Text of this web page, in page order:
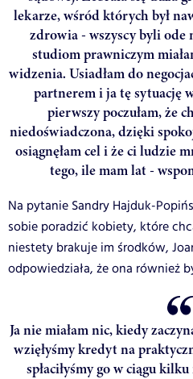
lekarze, wśród których był
zdrowia - wszyscy byli ode
studiom prawniczym
widzenia. Usiadłam do
partnerem i ja tę sytuację
pierwszy poczułam, że
niedoświadczona, dzięki
osiągnęłam cel i że ci ludzie
tego, ile mam lat -
Na pytanie Sandry Hajduk-
sobie poradzić kobiety, które
niestety brakuje im środków,
odpowiedziała, że ona również
Ja nie miałam nic, kiedy
wzięłyśmy kredyt na
spłaciłyśmy go w ciągu